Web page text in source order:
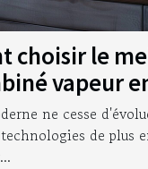
choisir le
vapeur
ne cesse
de plus